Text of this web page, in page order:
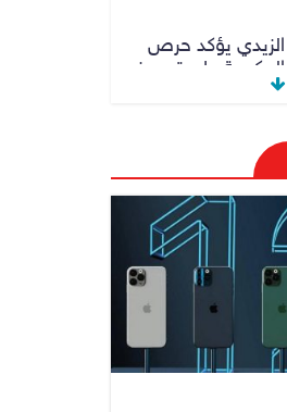
الزيدي يؤكد حرص
الحكومة على ترسيخ
علاقات التعاون مع
No Comment
وزارة الداخلية:
الحدود العراقية
تشهد مستوى عالياً
من الأمن والاستقرار